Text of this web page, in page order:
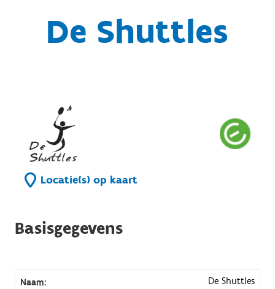
De Shuttles
Locatie(s) op kaart
Basisgegevens
Naam: De Shuttles